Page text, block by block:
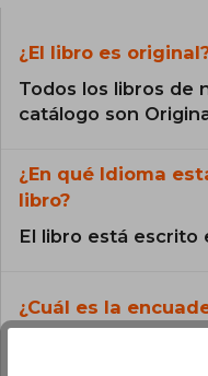
¿El libro es
Todos los libros de
catálogo son
¿En qué Idioma
libro?
El libro está escrito
¿Cuál es la